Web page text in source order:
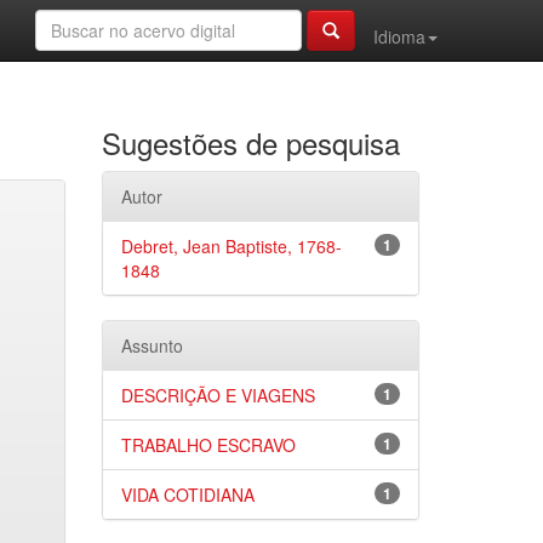
Idioma
Sugestões de pesquisa
Autor
1
Debret, Jean Baptiste, 1768-
1848
Assunto
1
DESCRIÇÃO E VIAGENS
1
TRABALHO ESCRAVO
1
VIDA COTIDIANA